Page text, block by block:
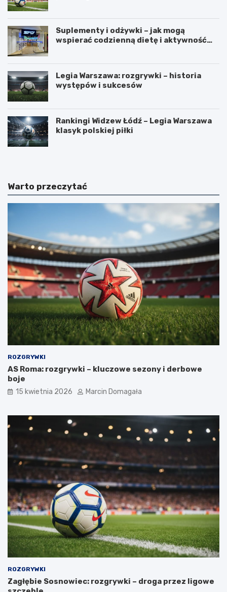
Suplementy i odżywki – jak mogą
wspierać codzienną dietę i aktywność
Legia Warszawa: rozgrywki – historia
występów i sukcesów
Rankingi Widzew Łódź – Legia Warszawa
klasyk polskiej piłki
Warto przeczytać
ROZGRYWKI
AS Roma: rozgrywki – kluczowe sezony i derbowe
boje
15 kwietnia 2026 Marcin Domagała
ROZGRYWKI
Zagłębie Sosnowiec: rozgrywki – droga przez ligowe